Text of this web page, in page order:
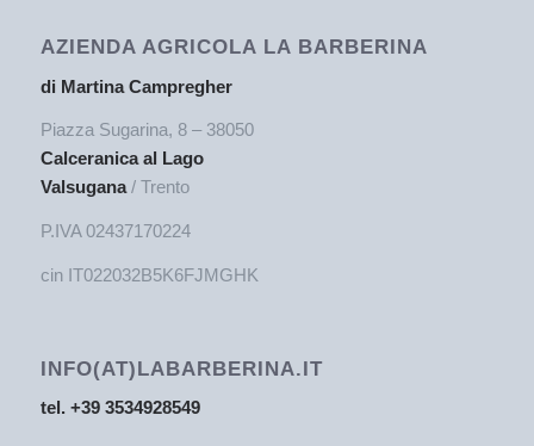
AZIENDA AGRICOLA LA BARBERINA
di Martina Campregher
Piazza Sugarina, 8 – 38050
Calceranica al Lago
Valsugana/ Trento
P.IVA 02437170224
cin IT022032B5K6FJMGHK
INFO(AT)LABARBERINA.IT
tel. +39 3534928549